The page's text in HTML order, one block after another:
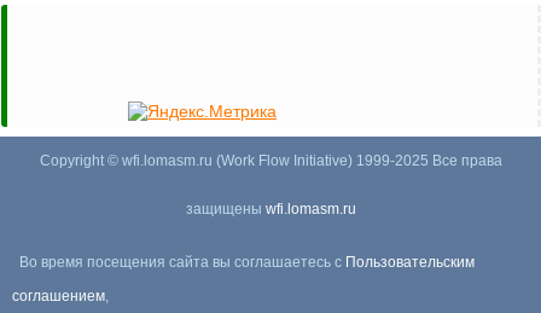
Copyright © wfi.lomasm.ru (Work Flow Initiative) 1999-2025 Все права
защищены wfi.lomasm.ru
Во время посещения сайта вы соглашаетесь с Пользовательским
соглашением,